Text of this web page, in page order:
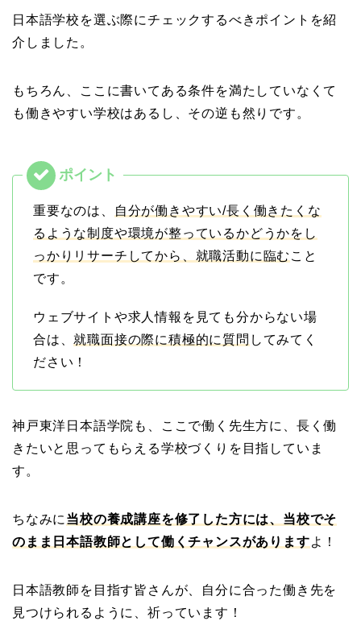
日本語学校を選ぶ際にチェックするべきポイントを紹
介しました。
もちろん、ここに書いてある条件を満たしていなくて
も働きやすい学校はあるし、その逆も然りです。
重要なのは、
自分が働きやすい/長く働きたくな
るような制度や環境が整っているかどうかをし
っかりリサーチしてから、就職活動に臨む こと
です。
ウェブサイトや求人情報を見ても分からない場
合は、 就職面接の際に積極的に質問 してみてく
ださい！
神戸東洋日本語学院も、ここで働く先生方に、長く働
きたいと思ってもらえる学校づくりを目指していま
す。
ちなみに 当校の養成講座を修了した方には、当校でそ
のまま日本語教師として働くチャンスがありますよ！
日本語教師を目指す皆さんが、自分に合った働き先を
見つけられるように、祈っています！